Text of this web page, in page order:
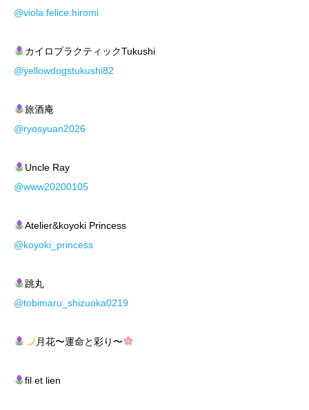
@viola.felice.hiromi
カイロプラクティックTukushi
@yellowdogstukushi82
旅酒庵
@ryosyuan2026
Uncle Ray
@www20200105
Atelier&koyoki Princess
@koyoki_princess
跳丸
@tobimaru_shizuoka0219
月花〜運命と彩り〜
fil et lien